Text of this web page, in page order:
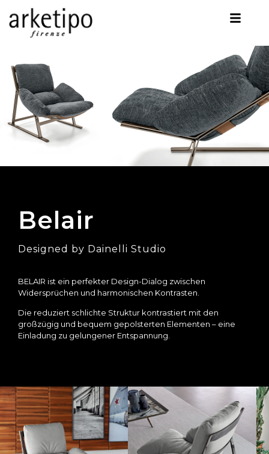
Belair
Designed by Dainelli Studio
BELAIR ist ein perfekter Design-Dialog zwischen
Widersprüchen und harmonischen Kontrasten.
Die reduziert schlichte Struktur kontrastiert mit den
großzügig und bequem gepolsterten Elementen – eine
Einladung zu gelungener Entspannung.